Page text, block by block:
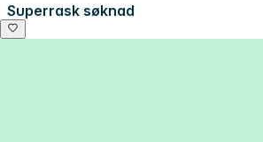
Superrask søknad